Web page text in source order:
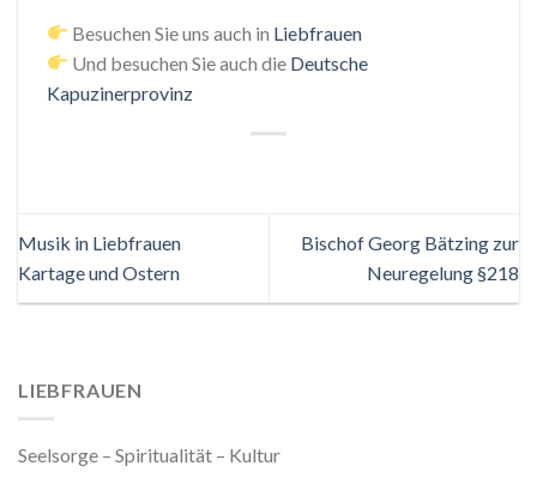
Besuchen Sie uns auch in Liebfrauen
Und besuchen Sie auch die Deutsche
Kapuzinerprovinz
Musik in Liebfrauen
Kartage und Ostern
Bischof Georg Bätzing zur
Neuregelung §218
LIEBFRAUEN
Seelsorge – Spiritualität – Kultur